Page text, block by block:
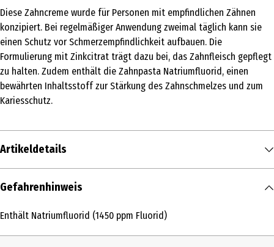
Diese Zahncreme wurde für Personen mit empfindlichen Zähnen
konzipiert. Bei regelmäßiger Anwendung zweimal täglich kann sie
einen Schutz vor Schmerzempfindlichkeit aufbauen. Die
Formulierung mit Zinkcitrat trägt dazu bei, das Zahnfleisch gepflegt
zu halten. Zudem enthält die Zahnpasta Natriumfluorid, einen
bewährten Inhaltsstoff zur Stärkung des Zahnschmelzes und zum
Kariesschutz.
Artikeldetails
Inhalt
Produkttyp
Gefahrenhinweis
Enthält Natriumfluorid (1450 ppm Fluorid)